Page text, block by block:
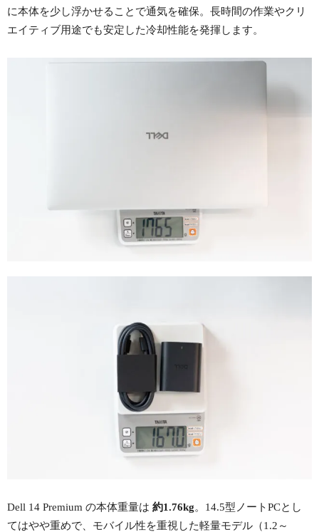
に本体を少し浮かせることで通気を確保。長時間の作業やクリ
エイティブ用途でも安定した冷却性能を発揮します。
Dell 14 Premium の本体重量は 約1.76kg。14.5型ノートPCとし
てはやや重めで、モバイル性を重視した軽量モデル（1.2～